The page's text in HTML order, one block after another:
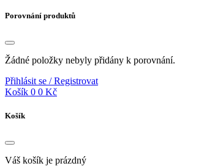
Porovnání produktů
Žádné položky nebyly přidány k porovnání.
Přihlásit se / Registrovat
Košík 0 0 Kč
Košík
Váš košík je prázdný